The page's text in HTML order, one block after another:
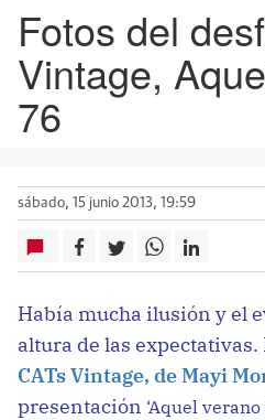
Fotos del
Vintage,
76
sábado, 15 junio 2013, 19:59
Había mucha ilusión y el
altura de las
CATs Vintage, de Mayi
presentación ‘Aquel verano